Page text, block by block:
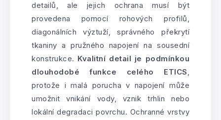
detailů, ale jejich ochrana musí být
provedena pomocí rohových profilů,
diagonálních výztuží, správného překrytí
tkaniny a pružného napojení na sousední
konstrukce. Kvalitní detail je podmínkou
dlouhodobé funkce celého ETICS,
protože i malá porucha v napojení může
umožnit vnikání vody, vznik trhlin nebo
lokální degradaci povrchu. Ochranné vrstvy